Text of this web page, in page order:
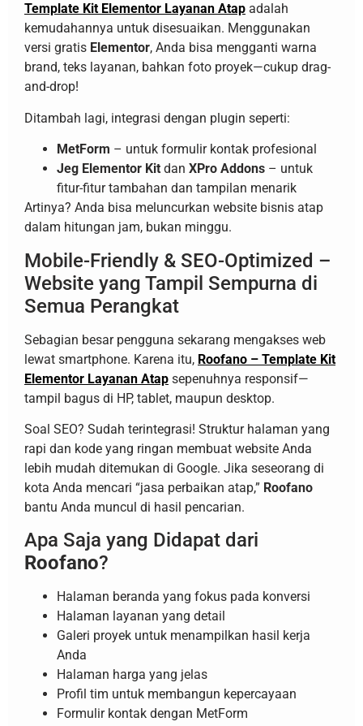
Template Kit Elementor Layanan Atap adalah
kemudahannya untuk disesuaikan. Menggunakan
versi gratis Elementor, Anda bisa mengganti warna
brand, teks layanan, bahkan foto proyek—cukup drag-
and-drop!
Ditambah lagi, integrasi dengan plugin seperti:
MetForm – untuk formulir kontak profesional
Jeg Elementor Kit dan XPro Addons – untuk
fitur-fitur tambahan dan tampilan menarik
Artinya? Anda bisa meluncurkan website bisnis atap
dalam hitungan jam, bukan minggu.
Mobile-Friendly & SEO-Optimized –
Website yang Tampil Sempurna di
Semua Perangkat
Sebagian besar pengguna sekarang mengakses web
lewat smartphone. Karena itu, Roofano – Template Kit
Elementor Layanan Atap sepenuhnya responsif—
tampil bagus di HP, tablet, maupun desktop.
Soal SEO? Sudah terintegrasi! Struktur halaman yang
rapi dan kode yang ringan membuat website Anda
lebih mudah ditemukan di Google. Jika seseorang di
kota Anda mencari “jasa perbaikan atap,” Roofano
bantu Anda muncul di hasil pencarian.
Apa Saja yang Didapat dari
Roofano?
Halaman beranda yang fokus pada konversi
Halaman layanan yang detail
Galeri proyek untuk menampilkan hasil kerja
Anda
Halaman harga yang jelas
Profil tim untuk membangun kepercayaan
Formulir kontak dengan MetForm